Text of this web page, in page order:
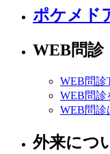
ポケメド
WEB問診
WEB問診
WEB問診
WEB問診
外来につ